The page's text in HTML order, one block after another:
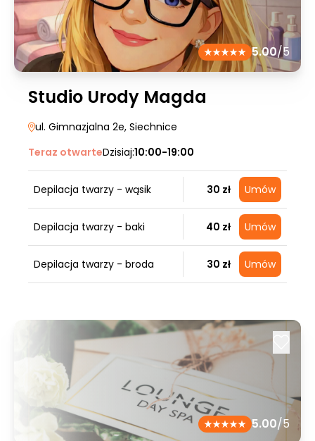
5.00/5
Studio Urody Magda
ul. Gimnazjalna 2e, Siechnice
Teraz otwarteDzisiaj:10:00-19:00
Depilacja twarzy - wąsik 30 zł Umów
Depilacja twarzy - baki 40 zł Umów
Depilacja twarzy - broda 30 zł Umów
5.00/5